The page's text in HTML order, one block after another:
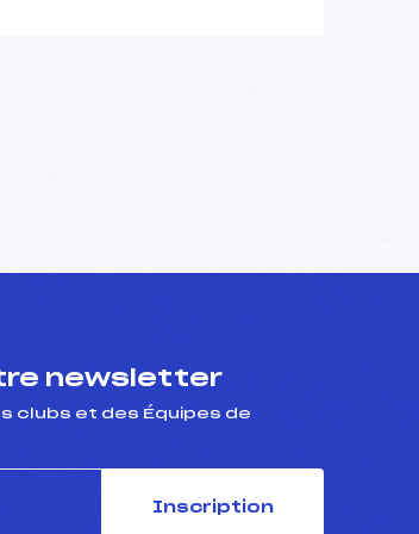
newsletter
clubs et des Équipes de
Inscription